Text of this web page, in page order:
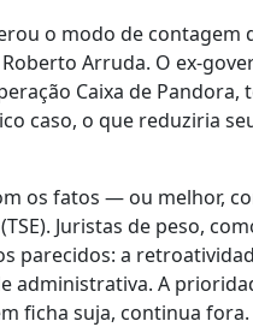
o modo de contagem
Arruda. O ex-
Caixa de Pandora,
caso, o que reduziria
os fatos — ou melhor,
Juristas de peso,
parecidos: a
A
ficha suja, continua fora.